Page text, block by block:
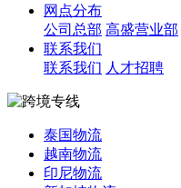
网点分布
公司总部 高盛营业部
联系我们
联系我们 人才招聘
泰国物流
越南物流
印尼物流